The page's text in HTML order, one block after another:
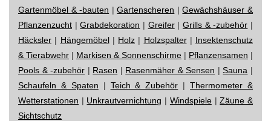
Gartenmöbel & -bauten |Gartenscheren |Gewächshäuser &
Pflanzenzucht |Grabdekoration | Greifer|Grills & -zubehör |
Häcksler | Hängemöbel| Holz | Holzspalter| Insektenschutz
& Tierabwehr | Markisen & Sonnenschirme | Pflanzensamen |
Pools & -zubehör | Rasen | Rasenmäher & Sensen |Sauna |
Schaufeln & Spaten | Teich & Zubehör |Thermometer &
Wetterstationen | Unkrautvernichtung | Windspiele|Zäune &
Sichtschutz